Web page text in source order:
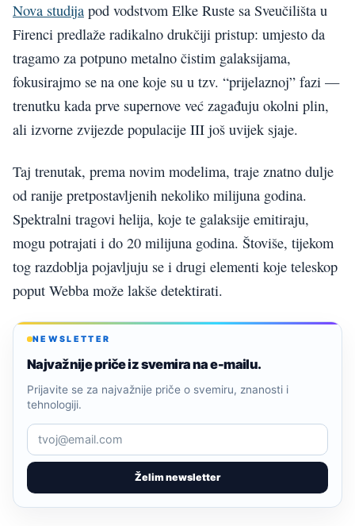
Nova studija pod vodstvom Elke Ruste sa Sveučilišta u
Firenci predlaže radikalno drukčiji pristup: umjesto da
tragamo za potpuno metalno čistim galaksijama,
fokusirajmo se na one koje su u tzv. “prijelaznoj” fazi —
trenutku kada prve supernove već zagađuju okolni plin,
ali izvorne zvijezde populacije III još uvijek sjaje.
Taj trenutak, prema novim modelima, traje znatno dulje
od ranije pretpostavljenih nekoliko milijuna godina.
Spektralni tragovi helija, koje te galaksije emitiraju,
mogu potrajati i do 20 milijuna godina. Štoviše, tijekom
tog razdoblja pojavljuju se i drugi elementi koje teleskop
poput Webba može lakše detektirati.
NEWSLETTER
Najvažnije priče iz svemira na e-mailu.
Želim newsletter
Prijavite se za najvažnije priče o svemiru, znanosti i
tehnologiji.